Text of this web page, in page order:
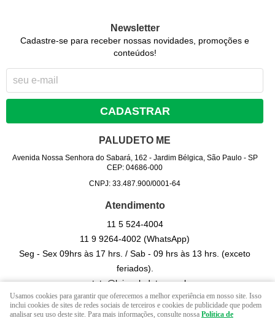
Newsletter
Cadastre-se para receber nossas novidades, promoções e
conteúdos!
CADASTRAR
PALUDETO ME
Avenida Nossa Senhora do Sabará, 162 - Jardim Bélgica, São Paulo- SP
CEP: 04686-000
CNPJ: 33.487.900/0001-64
Atendimento
11 5524-4004
11 9 9264-4002(WhatsApp)
Seg - Sex 09hrs às 17 hrs. / Sab - 09 hrs às 13 hrs. (exceto
feriados).
contato@lojapaludeto.com.br
Usamos cookies para garantir que oferecemos a melhor experiência em nosso site. Isso
inclui cookies de sites de redes sociais de terceiros e cookies de publicidade que podem
analisar seu uso deste site. Para mais informações, consulte nossa Política de